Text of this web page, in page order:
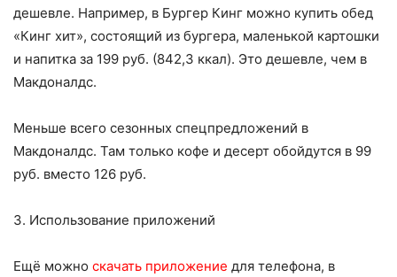
дешевле. Например, в Бургер Кинг можно купить обед
«Кинг хит», состоящий из бургера, маленькой картошки
и напитка за 199 руб. (842,3 ккал). Это дешевле, чем в
Макдоналдс.
Меньше всего сезонных спецпредложений в
Макдоналдс. Там только кофе и десерт обойдутся в 99
руб. вместо 126 руб.
3. Использование приложений
Ещё можно скачать приложение для телефона, в